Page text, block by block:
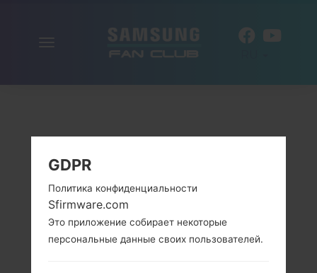
GDPR
Политика конфиденциальности
Sfirmware.com
Это приложение собирает некоторые
персональные данные своих пользователей.